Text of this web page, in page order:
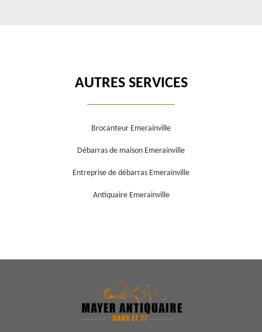
AUTRES SERVICES
Brocanteur Emerainville
Débarras de maison Emerainville
Entreprise de débarras Emerainville
Antiquaire Emerainville